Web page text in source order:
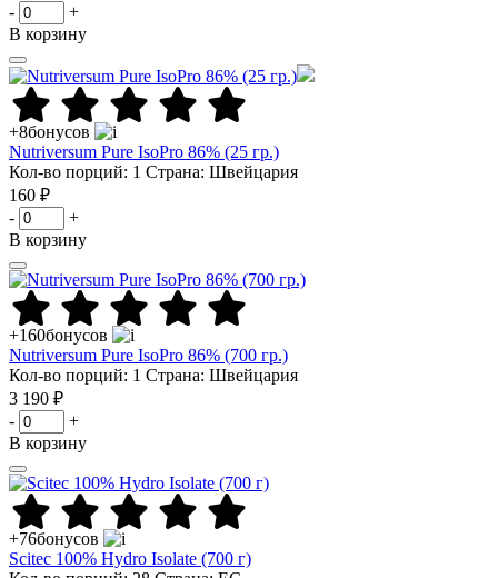
-
+
В корзину
+8бонусов
Nutriversum Pure IsoPro 86% (25 гр.)
Кол-во порций: 1 Страна: Швейцария
160 ₽
-
+
В корзину
+160бонусов
Nutriversum Pure IsoPro 86% (700 гр.)
Кол-во порций: 1 Страна: Швейцария
3 190 ₽
-
+
В корзину
+76бонусов
Scitec 100% Hydro Isolate (700 г)